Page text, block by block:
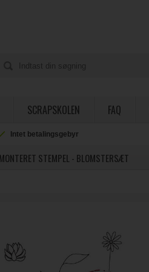
SCRAPSKOLEN FAQ
Intet betalingsgebyr
STEMPEL - BLOMSTERSÆT